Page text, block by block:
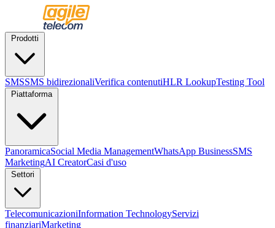
SMSSMS bidirezionaliVerifica contenutiHLR LookupTesting Tool
Piattaforma
PanoramicaSocial Media ManagementWhatsApp BusinessSMS
MarketingAI CreatorCasi d'uso
TelecomunicazioniInformation TechnologyServizi
finanziariMarketing